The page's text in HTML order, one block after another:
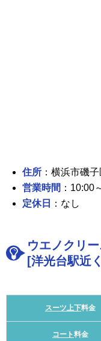
住所 ：横浜市磯
営業時間 ：10:00
定休日
：なし
ウエノクリ
[洋光台駅近
スーツ上下料金
コート料金